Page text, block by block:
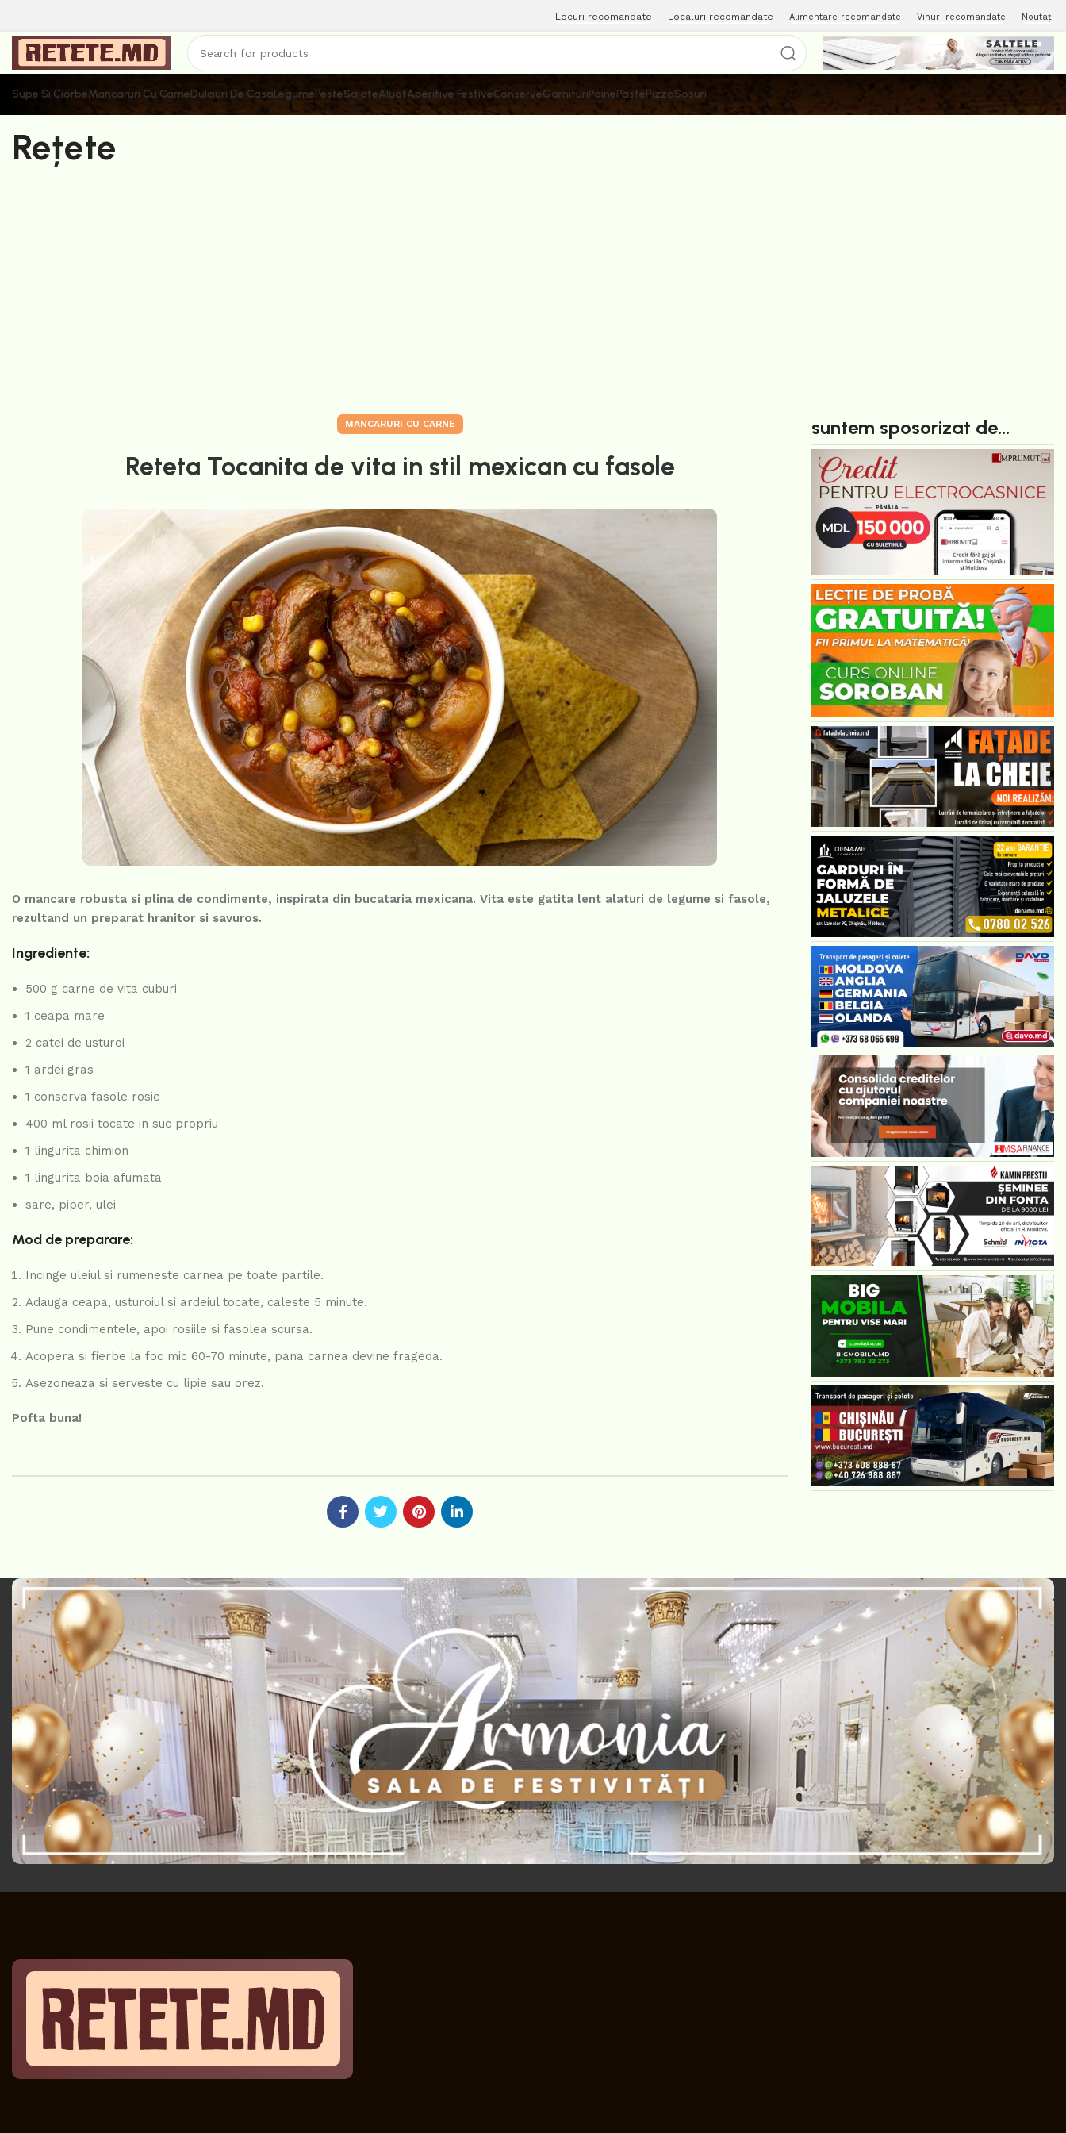
Locuri recomandate Localuri recomandate Alimentare recomandate Vinuri recomandate Noutați
Supe Si CiorbeMancaruri Cu CarneDulciuri De CasaLegumePesteSalateAluatAperitive FestiveConserveGarnituriPainePastePizzaSosuri
Rețete
MANCARURI CU CARNE
Reteta Tocanita de vita in stil mexican cu fasole
O mancare robusta si plina de condimente, inspirata din bucataria mexicana. Vita este gatita lent alaturi de legume si fasole,
rezultand un preparat hranitor si savuros.
Ingrediente:
500 g carne de vita cuburi
1 ceapa mare
2 catei de usturoi
1 ardei gras
1 conserva fasole rosie
400 ml rosii tocate in suc propriu
1 lingurita chimion
1 lingurita boia afumata
sare, piper, ulei
Mod de preparare:
Incinge uleiul si rumeneste carnea pe toate partile.
Adauga ceapa, usturoiul si ardeiul tocate, caleste 5 minute.
Pune condimentele, apoi rosiile si fasolea scursa.
Acopera si fierbe la foc mic 60-70 minute, pana carnea devine frageda.
Asezoneaza si serveste cu lipie sau orez.
Pofta buna!
suntem sposorizat de...